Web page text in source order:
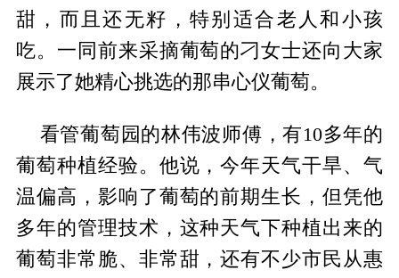
甜，而且还无籽，特别适合老人和小孩
吃。一同前来采摘葡萄的刁女士还向大家
展示了她精心挑选的那串心仪葡萄。
看管葡萄园的林伟波师傅，有10多年的
葡萄种植经验。他说，今年天气干旱、气
温偏高，影响了葡萄的前期生长，但凭他
多年的管理技术，这种天气下种植出来的
葡萄非常脆、非常甜，还有不少市民从惠